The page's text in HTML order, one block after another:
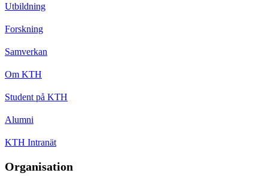
Utbildning
Forskning
Samverkan
Om KTH
Student på KTH
Alumni
KTH Intranät
Organisation